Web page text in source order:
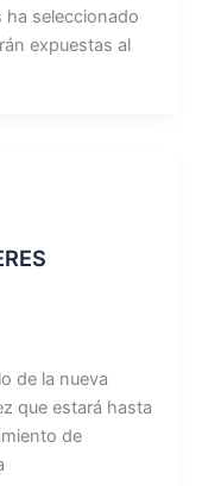
ha seleccionado
expuestas al
de la nueva
que estará hasta
de